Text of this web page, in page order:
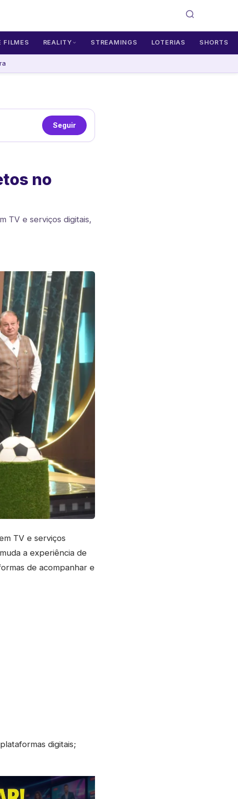
FILMES REALITY STREAMINGS LOTERIAS SHORTS
Seguir
no
TV e serviços digitais,
TV e serviços
a experiência de
de acompanhar e
digitais;